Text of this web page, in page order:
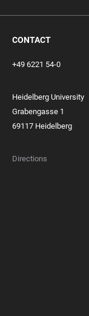
CONTACT
+49 6221 54-0
Heidelberg University
Grabengasse 1
69117 Heidelberg
Directions